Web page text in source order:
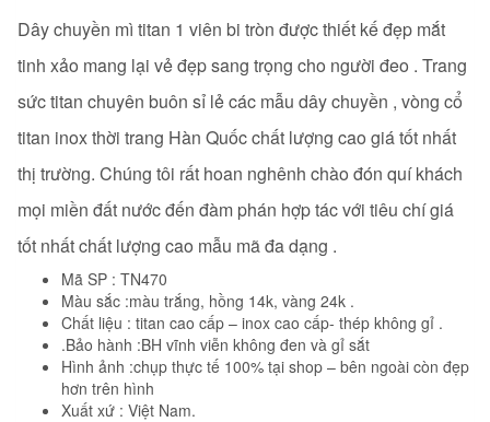
Dây chuyền mì titan 1 viên bi tròn được thiết kế đẹp mắt
tinh xảo mang lại vẻ đẹp sang trọng cho người đeo . Trang
sức titan chuyên buôn sỉ lẻ các mẫu dây chuyền , vòng cổ
titan inox thời trang Hàn Quốc chất lượng cao giá tốt nhất
thị trường. Chúng tôi rất hoan nghênh chào đón quí khách
mọi miền đất nước đến đàm phán hợp tác với tiêu chí giá
tốt nhất chất lượng cao mẫu mã đa dạng .
Mã SP : TN470
Màu sắc :màu trắng, hồng 14k, vàng 24k .
Chất liệu : titan cao cấp – inox cao cấp- thép không gỉ .
.Bảo hành :BH vĩnh viễn không đen và gỉ sắt
Hình ảnh :chụp thực tế 100% tại shop – bên ngoài còn đẹp
hơn trên hình
Xuất xứ : Việt Nam.